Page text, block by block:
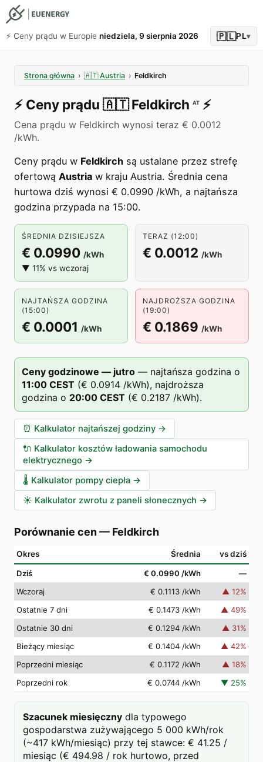
⚡️ Ceny prądu w Europie niedziela, 9 sierpnia 2026 🇵🇱PL▾
Strona główna › 🇦🇹 Austria › Feldkirch
⚡️ Ceny prądu 🇦🇹 Feldkirch AT ⚡️
Cena prądu w Feldkirch wynosi teraz € 0.0012
/kWh.
Ceny prądu w Feldkirch są ustalane przez strefę
ofertową Austria w kraju Austria. Średnia cena
hurtowa dziś wynosi € 0.0990 /kWh, a najtańsza
godzina przypada na 15:00.
ŚREDNIA DZISIEJSZA
€ 0.0990 /kWh
▼ 11% vs wczoraj
TERAZ (12:00)
€ 0.0012 /kWh
NAJTAŃSZA GODZINA
(15:00)
€ 0.0001 /kWh
NAJDROŻSZA GODZINA
(19:00)
€ 0.1869 /kWh
Ceny godzinowe — jutro — najtańsza godzina o
11:00 CEST (€ 0.0914 /kWh), najdroższa
godzina o 20:00 CEST (€ 0.2187 /kWh).
⏰ Kalkulator najtańszej godziny →
🔌 Kalkulator kosztów ładowania samochodu
elektrycznego →
🌡️ Kalkulator pompy ciepła →
☀️ Kalkulator zwrotu z paneli słonecznych →
Porównanie cen — Feldkirch
Okres Średnia vs dziś
Dziś € 0.0990 /kWh
—
Wczoraj
€ 0.1113 /kWh ▲ 12%
Ostatnie 7 dni
€ 0.1473 /kWh ▲ 49%
Ostatnie 30 dni
€ 0.1294 /kWh ▲ 31%
Bieżący miesiąc
€ 0.1404 /kWh ▲ 42%
Poprzedni miesiąc
€ 0.1172 /kWh ▲ 18%
Poprzedni rok
€ 0.0744 /kWh ▼ 25%
Szacunek miesięczny dla typowego
gospodarstwa zużywającego 5 000 kWh/rok
(~417 kWh/miesiąc) przy tej stawce: € 41.25 /
miesiąc (€ 494.98 / rok hurtowo, przed